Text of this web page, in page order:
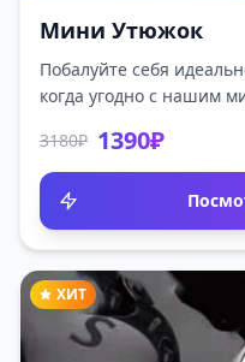
Мини Утюжок
Побалуйте себя
когда угодно с нашим
тех, кто ценит свой
безупречно в любой
3180₽ 1390₽
ХИТ